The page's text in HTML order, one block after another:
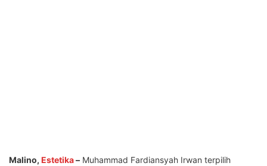
Malino, Estetika– Muhammad Fardiansyah Irwan terpilih